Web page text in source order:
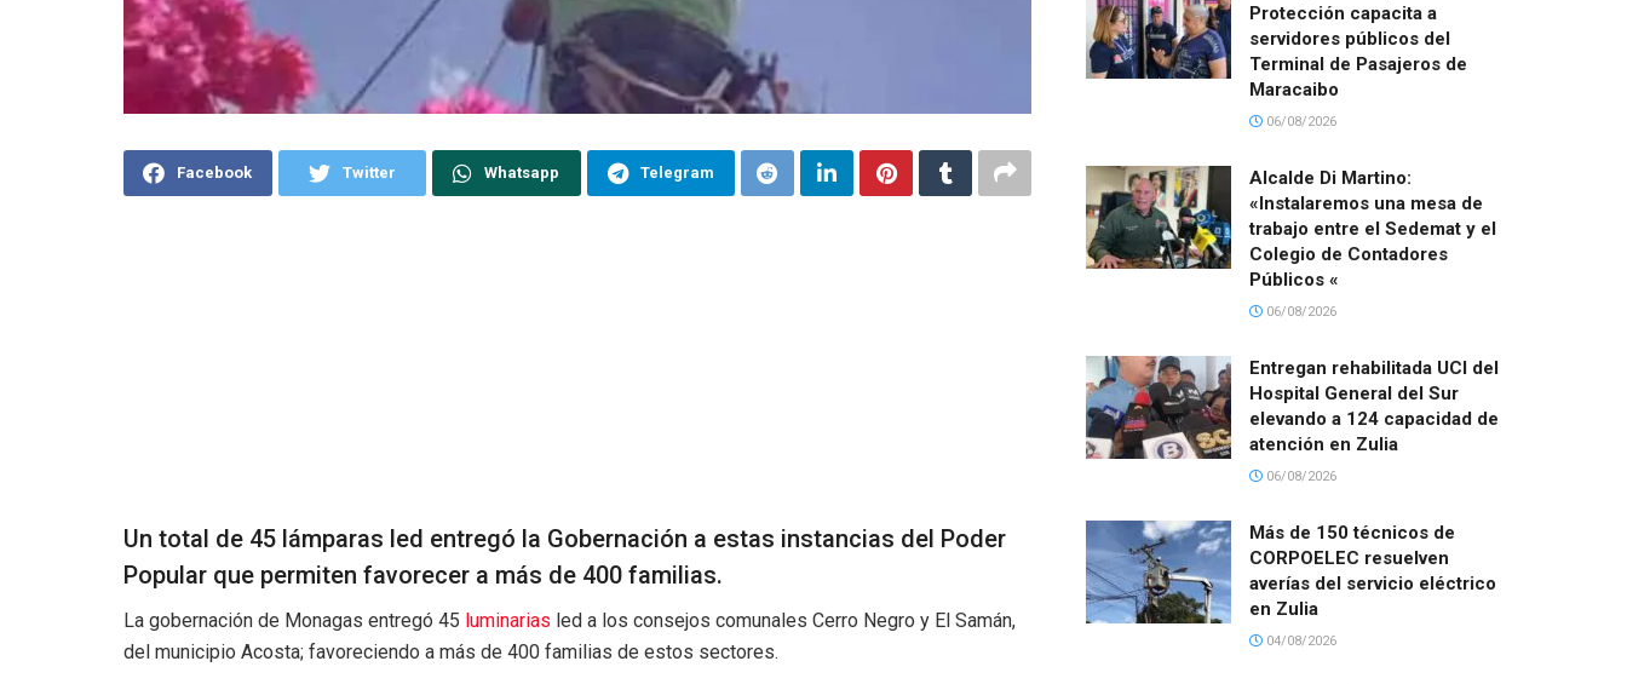
Facebook Twitter Whatsapp Telegram
Un total de 45 lámparas led entregó la Gobernación a estas instancias del Poder
Popular que permiten favorecer a más de 400 familias.
La gobernación de Monagas entregó 45 luminarias led a los consejos comunales Cerro Negro y El Samán,
del municipio Acosta; favoreciendo a más de 400 familias de estos sectores.
Protección capacita a
servidores públicos del
Terminal de Pasajeros de
Maracaibo
06/08/2026
Alcalde Di Martino:
«Instalaremos una mesa de
trabajo entre el Sedemat y el
Colegio de Contadores
Públicos «
06/08/2026
Entregan rehabilitada UCI del
Hospital General del Sur
elevando a 124 capacidad de
atención en Zulia
06/08/2026
Más de 150 técnicos de
CORPOELEC resuelven
averías del servicio eléctrico
en Zulia
04/08/2026